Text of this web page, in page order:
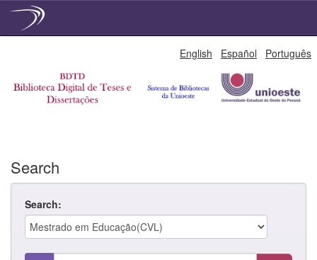
English Español Português
Search
Search: